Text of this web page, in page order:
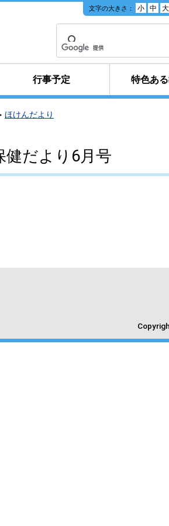
文字の大きさ： 小 中 大
行事予定 特色あ
ほけんだより
健だより6月号